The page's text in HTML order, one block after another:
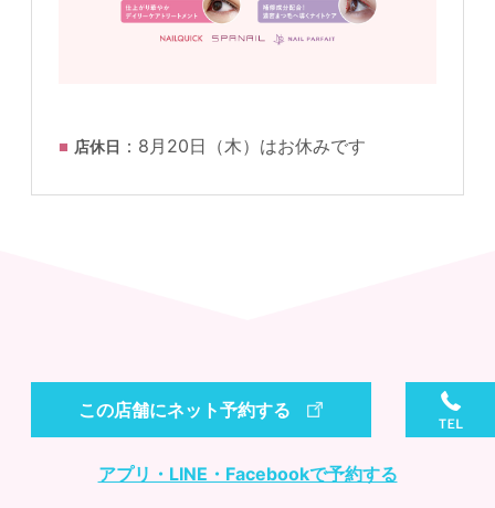
店休日 ：8月20日（木）はお休みです
この店舗にネット予約する
アプリ・LINE・Facebookで予約する